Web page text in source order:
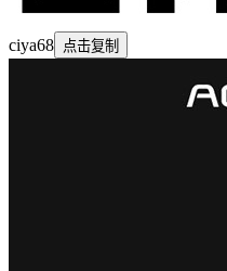
ciya68 点击复制